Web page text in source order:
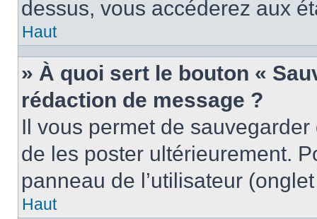
dessus, vous accéderez aux
Haut
» À quoi sert le bouton «
rédaction de message ?
Il vous permet de
de les poster ultérieurement.
panneau de l’utilisateur
Haut